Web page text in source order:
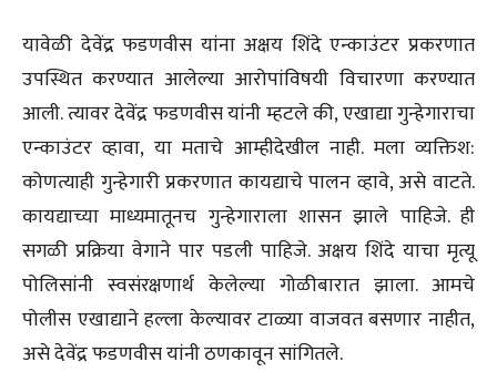
यावेळी देवेंद्र फडणवीस यांना अक्षय शिंदे एन्काउंटर प्रकरणात
उपस्थित करण्यात आलेल्या आरोपांविषयी विचारणा करण्यात
आली. त्यावर देवेंद्र फडणवीस यांनी म्हटले की, एखाद्या गुन्हेगाराचा
एन्काउंटर व्हावा, या मताचे आम्हीदेखील नाही. मला व्यक्तिश:
कोणत्याही गुन्हेगारी प्रकरणात कायद्याचे पालन व्हावे, असे वाटते.
कायद्याच्या माध्यमातूनच गुन्हेगाराला शासन झाले पाहिजे. ही
सगळी प्रक्रिया वेगाने पार पडली पाहिजे. अक्षय शिंदे याचा मृत्यू
पोलिसांनी स्वसंरक्षणार्थ केलेल्या गोळीबारात झाला. आमचे
पोलीस एखाद्याने हल्ला केल्यावर टाळ्या वाजवत बसणार नाहीत,
असे देवेंद्र फडणवीस यांनी ठणकावून सांगितले.